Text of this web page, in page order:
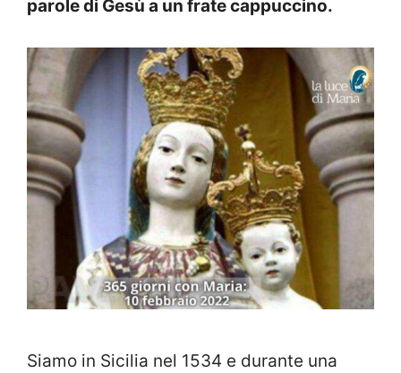
parole di Gesù a un frate cappuccino.
Siamo in Sicilia nel 1534 e durante una